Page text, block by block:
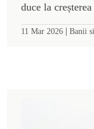
duce la
11 Mar 2026 | Banii